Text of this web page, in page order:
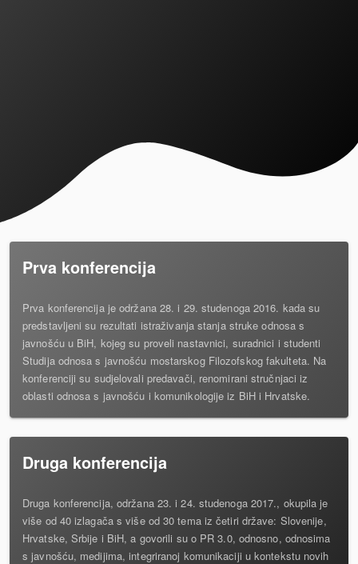
Prva konferencija
Prva konferencija je održana 28. i 29. studenoga 2016. kada su
predstavljeni su rezultati istraživanja stanja struke odnosa s
javnošću u BiH, kojeg su proveli nastavnici, suradnici i studenti
Studija odnosa s javnošću mostarskog Filozofskog fakulteta. Na
konferenciji su sudjelovali predavači, renomirani stručnjaci iz
oblasti odnosa s javnošću i komunikologije iz BiH i Hrvatske.
Druga konferencija
Druga konferencija, održana 23. i 24. studenoga 2017., okupila je
više od 40 izlagača s više od 30 tema iz četiri države: Slovenije,
Hrvatske, Srbije i BiH, a govorili su o PR 3.0, odnosno, odnosima
s javnošću, medijima, integriranoj komunikaciji u kontekstu novih